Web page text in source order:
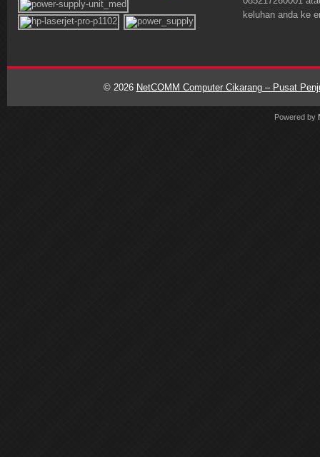
keluhan anda ke
© 2026 NetCOMM Computer Cikarang – Pusat
Powered by